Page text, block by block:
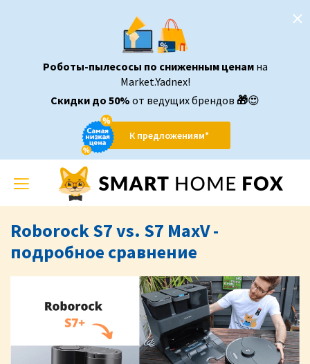
Роботы-пылесосы по сниженным ценам на
Market.Yadnex!
Скидки до 50% от ведущих брендов 🎁😍
К предложениям*
Toggle
navigation
Roborock S7 vs. S7 MaxV -
подробное сравнение